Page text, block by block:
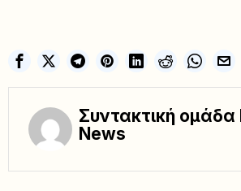
Συντακτική ομάδα
News